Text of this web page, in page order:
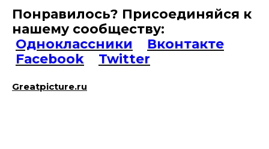
Понравилось? Присоединяйся к
нашему сообществу:
Одноклаcсники
Вконтакте
Facebook
Twitter
Greatpicture.ru